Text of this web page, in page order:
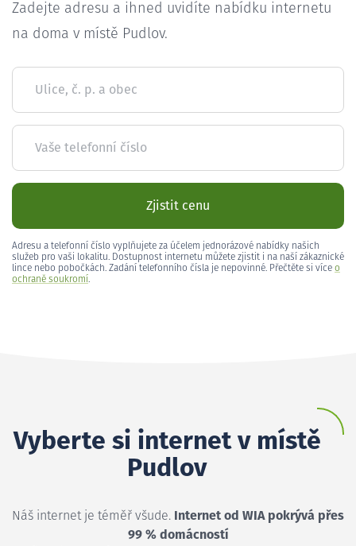
Zadejte adresu a ihned uvidíte nabídku internetu
na doma v místě Pudlov.
Ulice, č. p. a obec
Vaše telefonní číslo
Zjistit cenu
Adresu a telefonní číslo vyplňujete za účelem jednorázové nabídky našich
služeb pro vaši lokalitu. Dostupnost internetu můžete zjistit i na naší zákaznické
lince nebo pobočkách. Zadání telefonního čísla je nepovinné. Přečtěte si více o
ochraně soukromí.
Vyberte si internet v místě
Pudlov
Náš internet je téměř všude. Internet od WIA pokrývá přes
99 % domácností